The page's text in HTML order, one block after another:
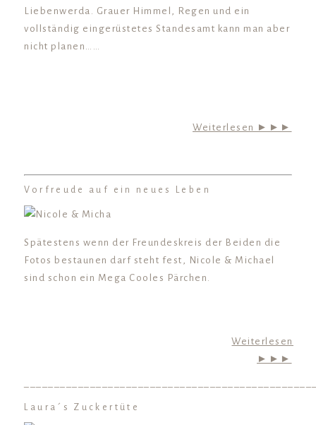
Liebenwerda. Grauer Himmel, Regen und ein
vollständig eingerüstetes Standesamt kann man aber
nicht planen……
Weiterlesen ►►►
Vorfreude auf ein neues Leben
Spätestens wenn der Freundeskreis der Beiden die
Fotos bestaunen darf steht fest, Nicole & Michael
sind schon ein Mega Cooles Pärchen.
Weiterlesen
►►►
Laura´s Zuckertüte